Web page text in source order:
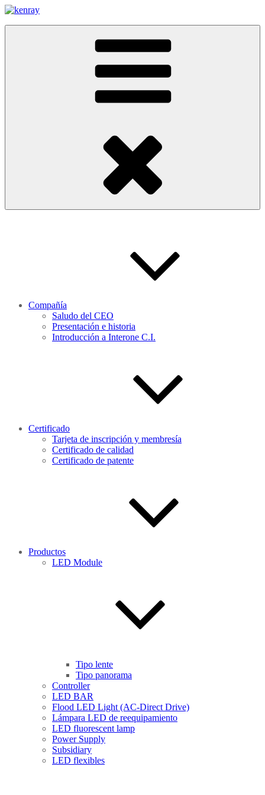
Compañía
Saludo del CEO
Presentación e historia
Introducción a Interone C.I.
Certificado
Tarjeta de inscripción y membresía
Certificado de calidad
Certificado de patente
Productos
LED Module
Tipo lente
Tipo panorama
Controller
LED BAR
Flood LED Light (AC-Direct Drive)
Lámpara LED de reequipamiento
LED fluorescent lamp
Power Supply
Subsidiary
LED flexibles